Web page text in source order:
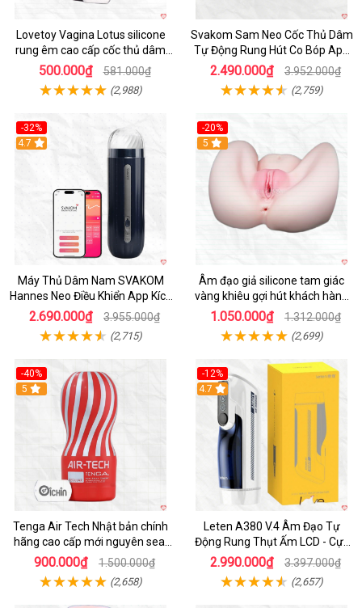
Lovetoy Vagina Lotus silicone
rung êm cao cấp cốc thủ dâm
nam
500.000₫ 581.000₫
(2,988)
Svakom Sam Neo Cốc Thủ Dâm
Tự Động Rung Hút Co Bóp App
Điều Khiển
2.490.000₫ 3.952.000₫
(2,759)
-32%
Hot
4.7
Máy Thủ Dâm Nam SVAKOM
Hannes Neo Điều Khiển App Kích
Thích
2.690.000₫ 3.955.000₫
(2,715)
-20%
Hot
5
Âm đạo giả silicone tam giác
vàng khiêu gợi hút khách hàng
nam
1.050.000₫ 1.312.000₫
(2,699)
-40%
Hot
5
Tenga Air Tech Nhật bản chính
hãng cao cấp mới nguyên seal
giá tốt
900.000₫ 1.500.000₫
(2,658)
-12%
Hot
4.7
Leten A380 V.4 Âm Đạo Tự
Động Rung Thụt Ấm LCD - Cực
Phê
2.990.000₫ 3.397.000₫
(2,657)